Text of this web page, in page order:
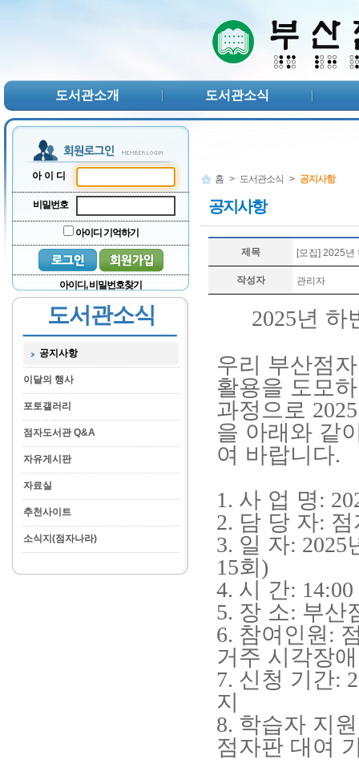
도서관소개 도서관소식
아이디
비밀번호
아이디 기억하기
아이디, 비밀번호찾기
도서관소식
공지사항
이달의 행사
포토갤러리
점자도서관 Q&A
자유게시판
자료실
추천사이트
소식지(점자나라)
홈 > 도서관소식 > 공지사항
공지사항
제목 [모집] 2025년
작성자 관리자
2025년 하
우리 부산점
활용을 도모
과정으로 2025
을 아래와 같
여 바랍니다.
1. 사 업 명:
2. 담 당 자:
3. 일 자: 2025
15회 )
4. 시 간:
5. 장 소: 부산
6. 참여인원 :
거주 시각장
7. 신청 기간:
지
8. 학습자 지원
점자판 대여